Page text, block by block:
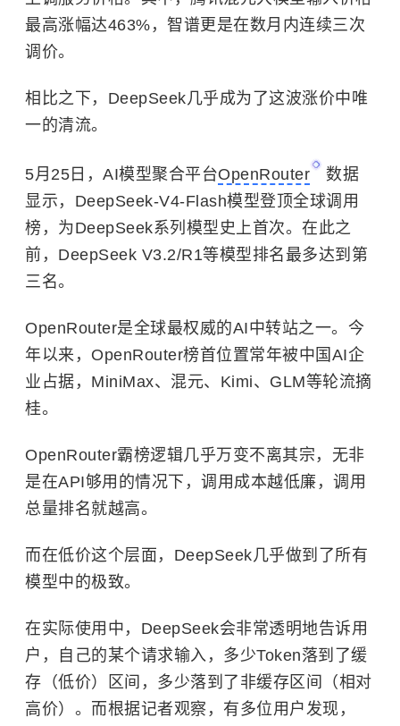
最高涨幅达463%，智谱更是在数月内连续三次
调价。
相比之下，DeepSeek几乎成为了这波涨价中唯
一的清流。
5月25日，AI模型聚合平台OpenRouter
数据
显示，DeepSeek-V4-Flash模型登顶全球调用
榜，为DeepSeek系列模型史上首次。在此之
前，DeepSeek V3.2/R1等模型排名最多达到第
三名。
OpenRouter是全球最权威的AI中转站之一。今
年以来，OpenRouter榜首位置常年被中国AI企
业占据，MiniMax、混元、Kimi、GLM等轮流摘
桂。
OpenRouter霸榜逻辑几乎万变不离其宗，无非
是在API够用的情况下，调用成本越低廉，调用
总量排名就越高。
而在低价这个层面，DeepSeek几乎做到了所有
模型中的极致。
在实际使用中，DeepSeek会非常透明地告诉用
户，自己的某个请求输入，多少Token落到了缓
存（低价）区间，多少落到了非缓存区间（相对
高价）。而根据记者观察， 有多位用户发现，